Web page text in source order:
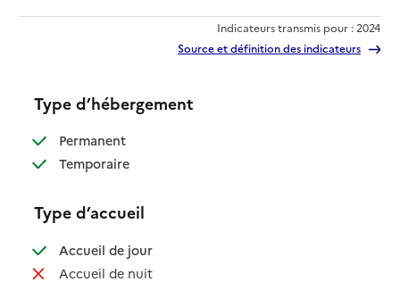
Indicateurs transmis pour : 2024
Source et définition des indicateurs
Type d’hébergement
Permanent: disponible
Temporaire: disponible
Type d’accueil
Accueil de jour: disponible
Accueil de nuit: non disponible